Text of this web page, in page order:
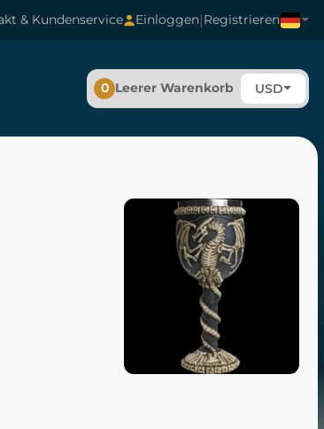
& Kundenservice Einloggen|Registrieren
0 Leerer Warenkorb USD